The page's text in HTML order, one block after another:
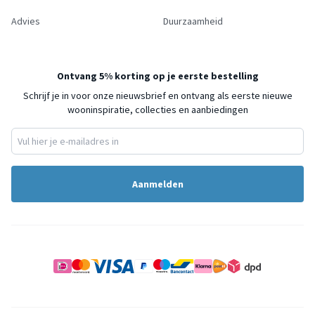
Advies Duurzaamheid
Ontvang 5% korting op je eerste bestelling
Schrijf je in voor onze nieuwsbrief en ontvang als eerste nieuwe
wooninspiratie, collecties en aanbiedingen
Aanmelden